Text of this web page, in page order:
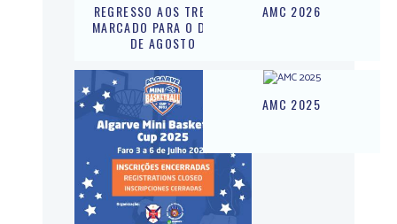
REGRESSO AOS TREINOS
MARCADO PARA O DIA 17
DE AGOSTO
AMC 2026
AMC 2025